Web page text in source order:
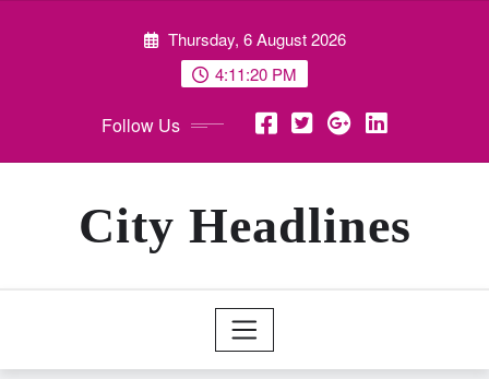
Thursday, 6 August 2026
4:11:22 PM
Follow Us
City Headlines